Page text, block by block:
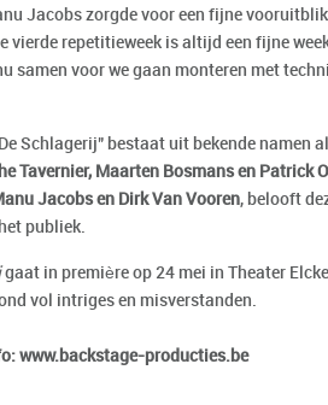
Jacobs zorgde voor een fijne
vierde repetitieweek is altijd een fijne
samen voor we gaan monteren met
Schlagerij" bestaat uit bekende namen
Tavernier, Maarten Bosmans en Patrick
Jacobs en Dirk Van Vooren, belooft
publiek.
gaat in première op 24 mei in Theater
vol intriges en misverstanden.
www.backstage-producties.be